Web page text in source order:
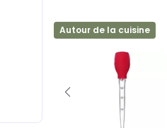
Autour de la cuisine